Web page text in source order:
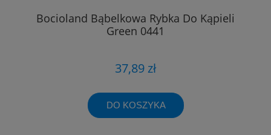
Bocioland Bąbelkowa Rybka Do Kąpieli
Green 0441
37,89 zł
DO KOSZYKA